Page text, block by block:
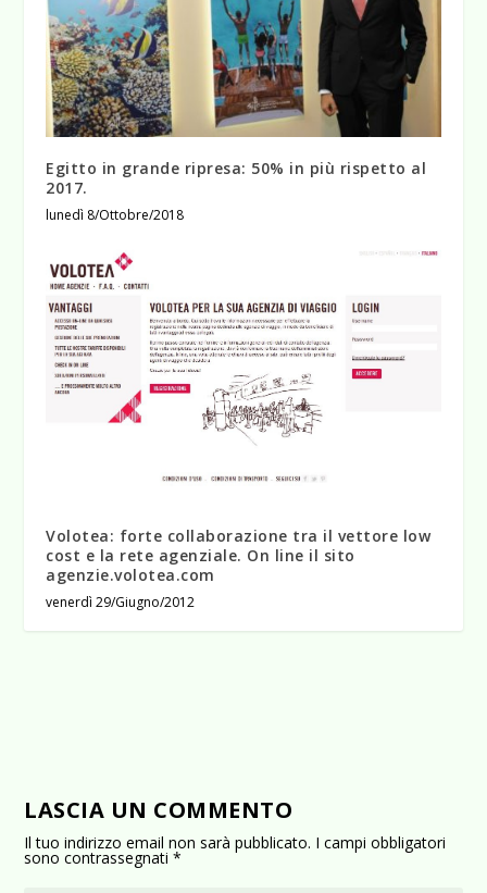
Egitto in grande ripresa: 50% in più rispetto al
2017.
lunedì 8/Ottobre/2018
Volotea: forte collaborazione tra il vettore low
cost e la rete agenziale. On line il sito
agenzie.volotea.com
venerdì 29/Giugno/2012
LASCIA UN COMMENTO
Il tuo indirizzo email non sarà pubblicato. I campi obbligatori
sono contrassegnati*